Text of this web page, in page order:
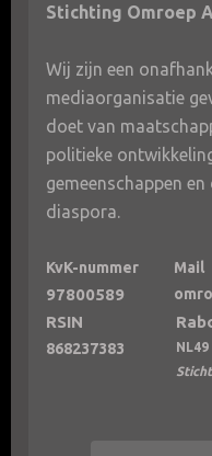
Stichting Omroep
Wij zijn een
mediaorganisatie
doet van
politieke
gemeenschappen
diaspora.
KvK-nummer
97800589
Mail
RSIN
868237383